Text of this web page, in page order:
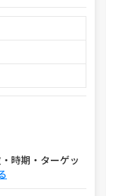
時期・ターゲッ